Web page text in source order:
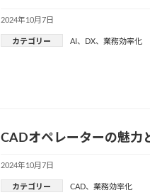
2024年10月7日
カテゴリー AI 、 DX、 業務効率化
CADオペレーターの魅力
2024年10月7日
カテゴリー CAD、 業務効率化